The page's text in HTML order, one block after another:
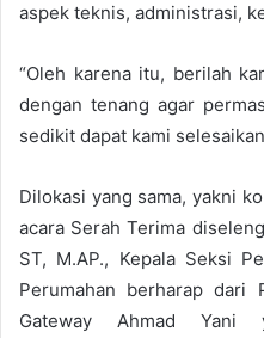
aspek teknis, administrasi,
“Oleh karena itu, berilah
dengan tenang agar
sedikit dapat kami
Dilokasi yang sama, yakni
acara Serah Terima
ST, M.AP., Kepala Seksi
Perumahan berharap dari
Gateway Ahmad